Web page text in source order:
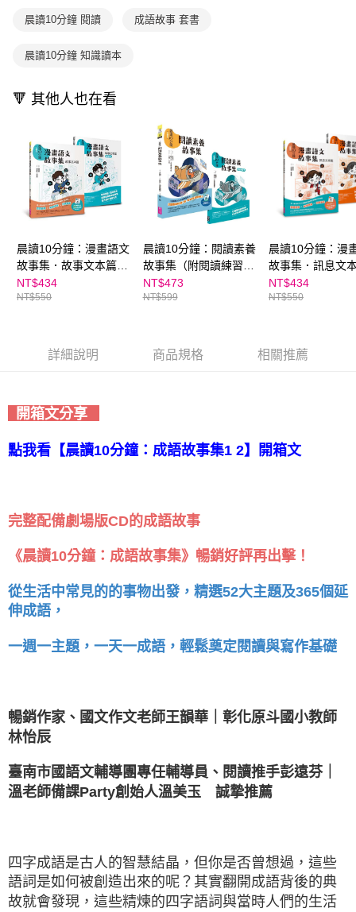
2.基於同意付款使用「大哥付你分期」之契約關係目的，商店將以您的個人
資料（包含姓名、電話或地址）提供予台灣大哥大進項蒐集、處理及利用，
3.完整用戶服務條款，請詳閱以下連結：
※ 交易是否成功請以「AFTEE先享後付 」之結帳頁面顯示為準，若有關於
客戶支援中心」
https://netprotections.freshdesk.com/support/home
１．透過由恩沛科技股份有限公司提供之「AFTEE先享後付」服務完成之交
易，需依本服務之必要範圍內提供個人資料，並將交易相關給付款項請求債
２．關於個人資料處理事宜，請瀏覽以下網址：
https://aftee.tw/terms/#terms3
３．未成年的使用者請事先徵得法定代理人或監護人之同意方可使用
「AFTEE先享後付」，若未經同意申辦者引起之損失，本公司不負相關責
任。
４．使用「AFTEE先享後付」時，將依據個別帳號之用戶狀況，依本公司即
時審查核予不同之上限額度；若仍有額度不足之情形，本公司將視審查結果
５．嚴禁一人註冊多個帳號或使用他人資訊註冊。若發現惡意使用之情形，
恩沛科技股份有限公司將有權停止該用戶之使用額度並採取法律行動。
離島宅配（澎湖、金門、馬祖、小琉球；不適用於郵局i郵箱）
晨讀10分鐘 閱讀 成語故事 套書
晨讀10分鐘 知識讀本
🔻 其他人也在看
晨讀10分鐘：漫畫語文
故事集．故事文本篇
（含練習本，共兩本）
NT$434
NT$550
晨讀10分鐘：閱讀素養
故事集（附閱讀練習
本）
NT$473
NT$599
晨讀10分鐘：漫
故事集．訊息文
（含練習本，共
NT$434
NT$550
詳細說明 商品規格 相關推薦
開箱文分享
點我看【晨讀10分鐘：成語故事集1 2】開箱文
完整配備劇場版CD的成語故事
《晨讀10分鐘：成語故事集》暢銷好評再出擊！
從生活中常見的的事物出發，精選52大主題及365個延
伸成語，
一週一主題，一天一成語，輕鬆奠定閱讀與寫作基礎
暢銷作家、國文作文老師王韻華｜彰化原斗國小教師
林怡辰
臺南市國語文輔導團專任輔導員、閱讀推手彭遠芬｜
溫老師備課Party創始人溫美玉 誠摯推薦
四字成語是古人的智慧結晶，但你是否曾想過，這些
語詞是如何被創造出來的呢？其實翻開成語背後的典
故就會發現，這些精煉的四字語詞與當時人們的生活